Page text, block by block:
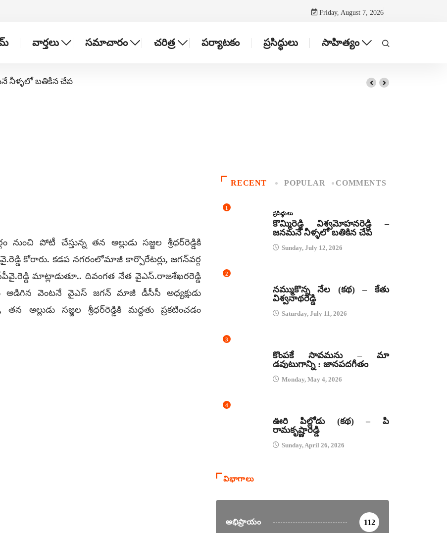
Friday, August 7, 2026
వార్తలు సమాచారం చరిత్ర పర్యాటకం ప్రసిద్ధులు సాహిత్యం
నీళ్ళలో బతికిన చేప
పోటీ చేస్తున్న తన అల్లుడు సజ్జల శ్రీధర్‌రెడ్డికి
కోరారు. కడప నగరంలోమాజీ కార్పొరేటర్లు, జగన్‌వర్గ
మాట్లాడుతూ.. దివంగత నేత వైఎస్.రాజశేఖరరెడ్డి
వెంటనే వైఎస్ జగన్ మాజీ డీసీసీ అధ్యక్షుడు
అల్లుడు సజ్జల శ్రీధర్‌రెడ్డికి మద్దతు ప్రకటించడం
RECENT POPULAR COMMENTS
1
ప్రసిద్ధులు
కొమ్మిరెడ్డి విశ్వమోహనరెడ్డి –
జనమనే నీళ్ళలో బతికిన చేప
Sunday, July 12, 2026
2
నమ్ముకొన్న నేల (కథ) – కేతు
విశ్వనాథరెడ్డి
Saturday, July 11, 2026
3
కొంపకే సావమను – మా
డవుటుగాన్ని : జానపదగీతం
Monday, May 4, 2026
4
ఊరి పిల్లోడు (కథ) – పి
రామకృష్ణారెడ్డి
Sunday, April 26, 2026
విభాగాలు
అభిప్రాయం 112